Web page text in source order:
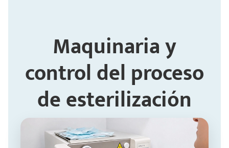
Maquinaria y
control del proceso
de esterilización